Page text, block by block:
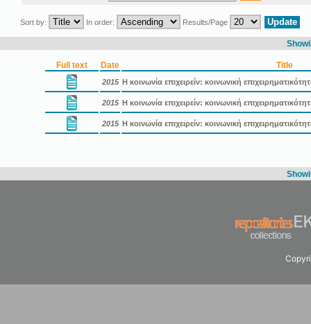
Sort by: In order: Results/Page
Full text Date Title
2015 Η κοινωνία επιχειρείν: κοινωνική
2015 Η κοινωνία επιχειρείν: κοινωνική
2015 Η κοινωνία επιχειρείν: κοινωνική